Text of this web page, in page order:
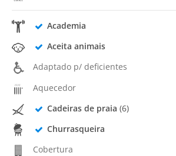
Academia
Aceita animais
Adaptado p/ deficientes
Aquecedor
Cadeiras de praia (6)
Churrasqueira
Cobertura